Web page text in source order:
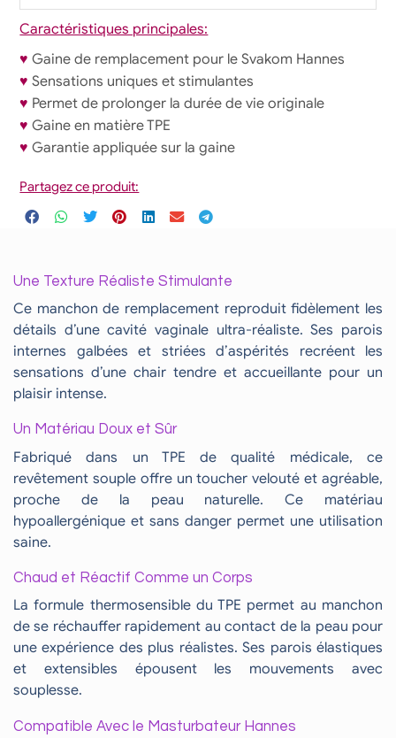
Caractéristiques principales:
♥ Gaine de remplacement pour le Svakom Hannes
♥ Sensations uniques et stimulantes
♥ Permet de prolonger la durée de vie originale
♥ Gaine en matière TPE
♥ Garantie appliquée sur la gaine
Partagez ce produit:
Une Texture Réaliste Stimulante
Ce manchon de remplacement reproduit fidèlement les
détails d’une cavité vaginale ultra-réaliste. Ses parois
internes galbées et striées d’aspérités recréent les
sensations d’une chair tendre et accueillante pour un
plaisir intense.
Un Matériau Doux et Sûr
Fabriqué dans un TPE de qualité médicale, ce
revêtement souple offre un toucher velouté et agréable,
proche de la peau naturelle. Ce matériau
hypoallergénique et sans danger permet une utilisation
saine.
Chaud et Réactif Comme un Corps
La formule thermosensible du TPE permet au manchon
de se réchauffer rapidement au contact de la peau pour
une expérience des plus réalistes. Ses parois élastiques
et extensibles épousent les mouvements avec
souplesse.
Compatible Avec le Masturbateur Hannes